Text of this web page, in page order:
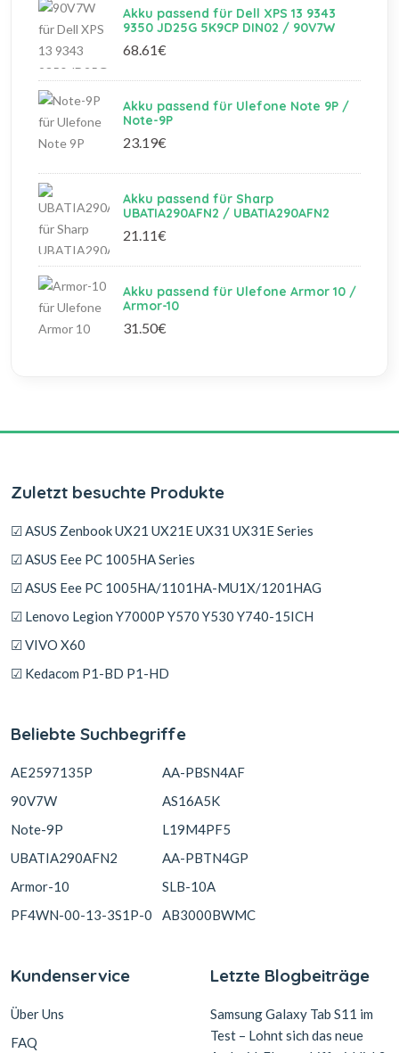
Akku passend für Dell XPS 13 9343
9350 JD25G 5K9CP DIN02 / 90V7W
68.61€
Akku passend für Ulefone Note 9P /
Note-9P
23.19€
Akku passend für Sharp
UBATIA290AFN2 / UBATIA290AFN2
21.11€
Akku passend für Ulefone Armor 10 /
Armor-10
31.50€
Zuletzt besuchte Produkte
☑ ASUS Zenbook UX21 UX21E UX31 UX31E Series
☑ ASUS Eee PC 1005HA Series
☑ ASUS Eee PC 1005HA/1101HA-MU1X/1201HAG
☑ Lenovo Legion Y7000P Y570 Y530 Y740-15ICH
☑ VIVO X60
☑ Kedacom P1-BD P1-HD
Beliebte Suchbegriffe
AE2597135P
90V7W
Note-9P
UBATIA290AFN2
Armor-10
PF4WN-00-13-3S1P-0
AA-PBSN4AF
AS16A5K
L19M4PF5
AA-PBTN4GP
SLB-10A
AB3000BWMC
Kundenservice
Über Uns
FAQ
Letzte Blogbeiträge
Samsung Galaxy Tab S11 im
Test – Lohnt sich das neue